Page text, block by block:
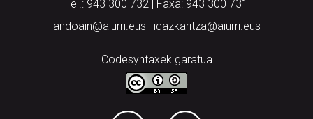
Tel.: 943 300 732 | Faxa: 943 300 731
andoain@aiurri.eus | idazkaritza@aiurri.eus
Codesyntaxek garatua